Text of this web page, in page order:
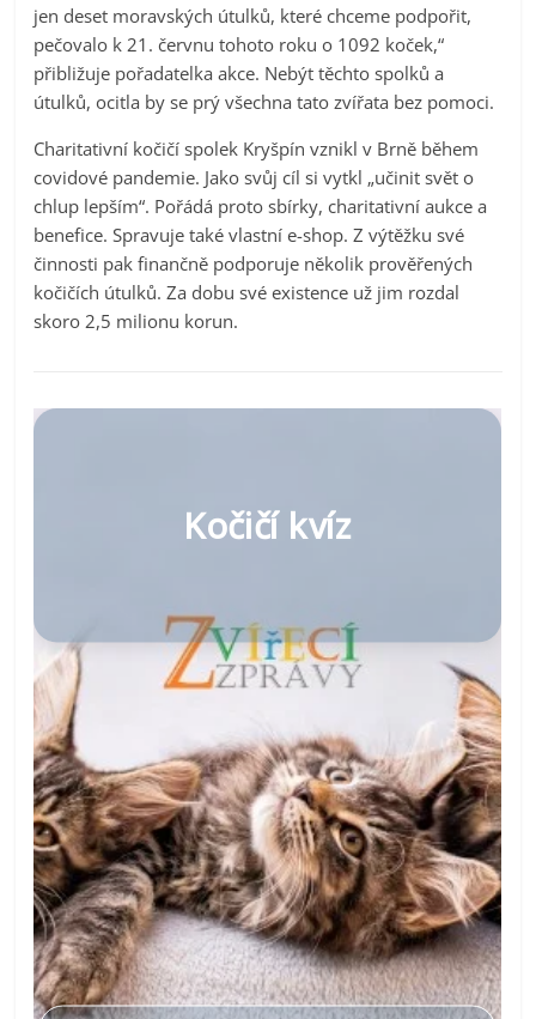
jen deset moravských útulků, které chceme podpořit,
pečovalo k 21. červnu tohoto roku o 1092 koček,“
přibližuje pořadatelka akce. Nebýt těchto spolků a
útulků, ocitla by se prý všechna tato zvířata bez pomoci.
Charitativní kočičí spolek Kryšpín vznikl v Brně během
covidové pandemie. Jako svůj cíl si vytkl „učinit svět o
chlup lepším“. Pořádá proto sbírky, charitativní aukce a
benefice. Spravuje také vlastní e-shop. Z výtěžku své
činnosti pak finančně podporuje několik prověřených
kočičích útulků. Za dobu své existence už jim rozdal
skoro 2,5 milionu korun.